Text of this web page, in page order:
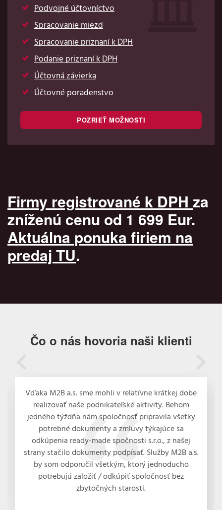
Podvojné účtovníctvo
Spracovanie miezd
Spracovanie priznaní k DPH
Podanie priznaní k DPH
Účtovná závierka
Účtovné poradenstvo
POZRIEŤ MOŽNOSTI
Firmy registrované k DPH za
zníženú cenu od 1 699 Eur.
Aktuálna ponuka firiem na
predaj TU.
Čo o nás hovoria naši klienti
Vďaka M2B a.s. sme mohli v relatívne krátkej dobe
realizovať naše podnikateľské aktivity. Behom
jedného týždňa nám spoločnosť pripravila všetky
potrebné dokumenty a zmluvy týkajúce sa
odkúpenia ready-made spočnosti s.r.o., z našej
strany stačilo dokumenty podpísať. Služby M2B a.s.
by som odporučil všetkým, ktorý jednoducho
potrebujú založiť / odkúpiť spoločnosť bez
zbytočných starostí.